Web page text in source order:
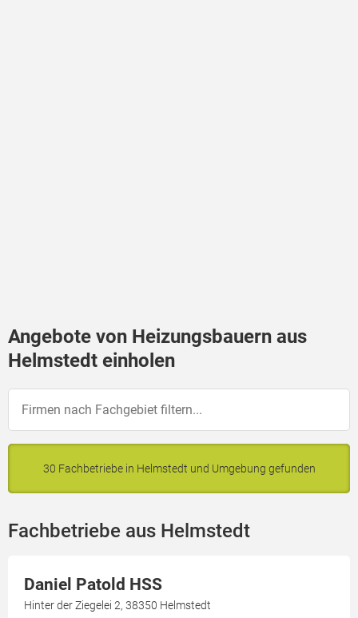
Angebote von Heizungsbauern aus
Helmstedt einholen
30 Fachbetriebe in Helmstedt und Umgebung gefunden
Fachbetriebe aus Helmstedt
Daniel Patold HSS
Hinter der Ziegelei 2, 38350 Helmstedt